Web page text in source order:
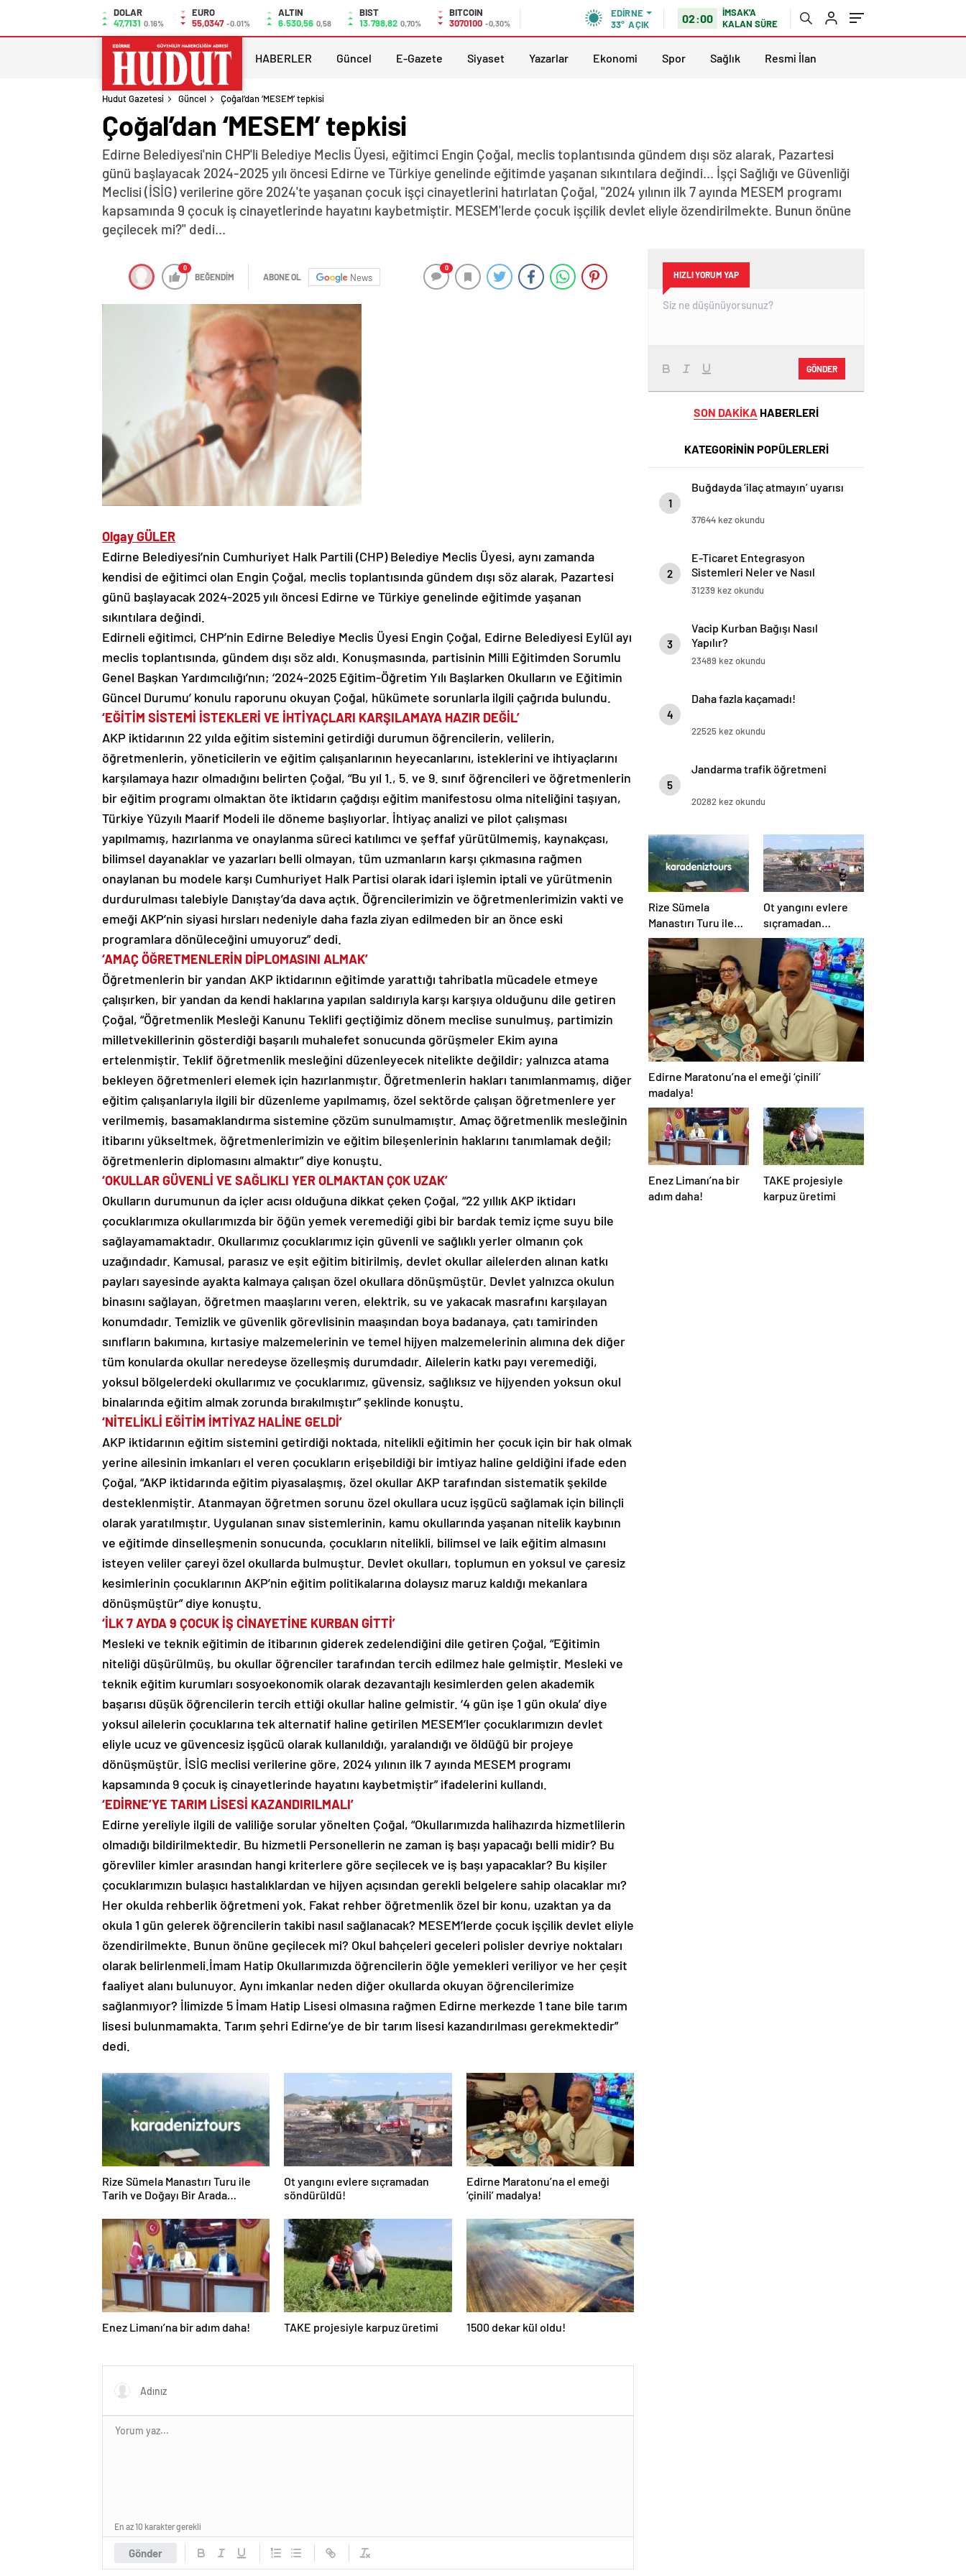
DOLAR
47,7131 0.16%
EURO
55,0347 -0.01%
ALTIN
6.530,56 0,58
BIST
13.798,82 0,70%
BITCOIN
3070100 -0,30%
EDIRNE
33° AÇIK 02:00
İMSAK'A
KALAN SÜRE
HABERLER Güncel E-Gazete Siyaset Yazarlar Ekonomi Spor Sağlık Resmi İlan
Hudut Gazetesi Güncel Çoğal’dan ‘MESEM’ tepkisi
Çoğal’dan ‘MESEM’ tepkisi
Edirne Belediyesi'nin CHP'li Belediye Meclis Üyesi, eğitimci Engin Çoğal, meclis toplantısında gündem dışı söz alarak, Pazartesi
günü başlayacak 2024-2025 yılı öncesi Edirne ve Türkiye genelinde eğitimde yaşanan sıkıntılara değindi... İşçi Sağlığı ve Güvenliği
Meclisi (İSİG) verilerine göre 2024'te yaşanan çocuk işçi cinayetlerini hatırlatan Çoğal, "2024 yılının ilk 7 ayında MESEM programı
kapsamında 9 çocuk iş cinayetlerinde hayatını kaybetmiştir. MESEM'lerde çocuk işçilik devlet eliyle özendirilmekte. Bunun önüne
geçilecek mi?" dedi...
0
BEĞENDİM ABONE OL News
0
Olgay GÜLER
Edirne Belediyesi’nin Cumhuriyet Halk Partili (CHP) Belediye Meclis Üyesi, aynı zamanda
kendisi de eğitimci olan Engin Çoğal, meclis toplantısında gündem dışı söz alarak, Pazartesi
günü başlayacak 2024-2025 yılı öncesi Edirne ve Türkiye genelinde eğitimde yaşanan
sıkıntılara değindi.
Edirneli eğitimci, CHP’nin Edirne Belediye Meclis Üyesi Engin Çoğal, Edirne Belediyesi Eylül ayı
meclis toplantısında, gündem dışı söz aldı. Konuşmasında, partisinin Milli Eğitimden Sorumlu
Genel Başkan Yardımcılığı’nın; ‘2024-2025 Eğitim-Öğretim Yılı Başlarken Okulların ve Eğitimin
Güncel Durumu’ konulu raporunu okuyan Çoğal, hükümete sorunlarla ilgili çağrıda bulundu.
‘EĞİTİM SİSTEMİ İSTEKLERİ VE İHTİYAÇLARI KARŞILAMAYA HAZIR DEĞİL’
AKP iktidarının 22 yılda eğitim sistemini getirdiği durumun öğrencilerin, velilerin,
öğretmenlerin, yöneticilerin ve eğitim çalışanlarının heyecanlarını, isteklerini ve ihtiyaçlarını
karşılamaya hazır olmadığını belirten Çoğal, “Bu yıl 1., 5. ve 9. sınıf öğrencileri ve öğretmenlerin
bir eğitim programı olmaktan öte iktidarın çağdışı eğitim manifestosu olma niteliğini taşıyan,
Türkiye Yüzyılı Maarif Modeli ile döneme başlıyorlar. İhtiyaç analizi ve pilot çalışması
yapılmamış, hazırlanma ve onaylanma süreci katılımcı ve şeffaf yürütülmemiş, kaynakçası,
bilimsel dayanaklar ve yazarları belli olmayan, tüm uzmanların karşı çıkmasına rağmen
onaylanan bu modele karşı Cumhuriyet Halk Partisi olarak idari işlemin iptali ve yürütmenin
durdurulması talebiyle Danıştay’da dava açtık. Öğrencilerimizin ve öğretmenlerimizin vakti ve
emeği AKP’nin siyasi hırsları nedeniyle daha fazla ziyan edilmeden bir an önce eski
programlara dönüleceğini umuyoruz” dedi.
‘AMAÇ ÖĞRETMENLERİN DİPLOMASINI ALMAK’
Öğretmenlerin bir yandan AKP iktidarının eğitimde yarattığı tahribatla mücadele etmeye
çalışırken, bir yandan da kendi haklarına yapılan saldırıyla karşı karşıya olduğunu dile getiren
Çoğal, “Öğretmenlik Mesleği Kanunu Teklifi geçtiğimiz dönem meclise sunulmuş, partimizin
milletvekillerinin gösterdiği başarılı muhalefet sonucunda görüşmeler Ekim ayına
ertelenmiştir. Teklif öğretmenlik mesleğini düzenleyecek nitelikte değildir; yalnızca atama
bekleyen öğretmenleri elemek için hazırlanmıştır. Öğretmenlerin hakları tanımlanmamış, diğer
eğitim çalışanlarıyla ilgili bir düzenleme yapılmamış, özel sektörde çalışan öğretmenlere yer
verilmemiş, basamaklandırma sistemine çözüm sunulmamıştır. Amaç öğretmenlik mesleğinin
itibarını yükseltmek, öğretmenlerimizin ve eğitim bileşenlerinin haklarını tanımlamak değil;
öğretmenlerin diplomasını almaktır” diye konuştu.
‘OKULLAR GÜVENLİ VE SAĞLIKLI YER OLMAKTAN ÇOK UZAK’
Okulların durumunun da içler acısı olduğuna dikkat çeken Çoğal, “22 yıllık AKP iktidarı
çocuklarımıza okullarımızda bir öğün yemek veremediği gibi bir bardak temiz içme suyu bile
sağlayamamaktadır. Okullarımız çocuklarımız için güvenli ve sağlıklı yerler olmanın çok
uzağındadır. Kamusal, parasız ve eşit eğitim bitirilmiş, devlet okullar ailelerden alınan katkı
payları sayesinde ayakta kalmaya çalışan özel okullara dönüşmüştür. Devlet yalnızca okulun
binasını sağlayan, öğretmen maaşlarını veren, elektrik, su ve yakacak masrafını karşılayan
konumdadır. Temizlik ve güvenlik görevlisinin maaşından boya badanaya, çatı tamirinden
sınıfların bakımına, kırtasiye malzemelerinin ve temel hijyen malzemelerinin alımına dek diğer
tüm konularda okullar neredeyse özelleşmiş durumdadır. Ailelerin katkı payı veremediği,
yoksul bölgelerdeki okullarımız ve çocuklarımız, güvensiz, sağlıksız ve hijyenden yoksun okul
binalarında eğitim almak zorunda bırakılmıştır” şeklinde konuştu.
‘NİTELİKLİ EĞİTİM İMTİYAZ HALİNE GELDİ’
AKP iktidarının eğitim sistemini getirdiği noktada, nitelikli eğitimin her çocuk için bir hak olmak
yerine ailesinin imkanları el veren çocukların erişebildiği bir imtiyaz haline geldiğini ifade eden
Çoğal, “AKP iktidarında eğitim piyasalaşmış, özel okullar AKP tarafından sistematik şekilde
desteklenmiştir. Atanmayan öğretmen sorunu özel okullara ucuz işgücü sağlamak için bilinçli
olarak yaratılmıştır. Uygulanan sınav sistemlerinin, kamu okullarında yaşanan nitelik kaybının
ve eğitimde dinselleşmenin sonucunda, çocukların nitelikli, bilimsel ve laik eğitim almasını
isteyen veliler çareyi özel okullarda bulmuştur. Devlet okulları, toplumun en yoksul ve çaresiz
kesimlerinin çocuklarının AKP’nin eğitim politikalarına dolaysız maruz kaldığı mekanlara
dönüşmüştür” diye konuştu.
‘İLK 7 AYDA 9 ÇOCUK İŞ CİNAYETİNE KURBAN GİTTİ’
Mesleki ve teknik eğitimin de itibarının giderek zedelendiğini dile getiren Çoğal, “Eğitimin
niteliği düşürülmüş, bu okullar öğrenciler tarafından tercih edilmez hale gelmiştir. Mesleki ve
teknik eğitim kurumları sosyoekonomik olarak dezavantajlı kesimlerden gelen akademik
başarısı düşük öğrencilerin tercih ettiği okullar haline gelmistir. ‘4 gün işe 1 gün okula’ diye
yoksul ailelerin çocuklarına tek alternatif haline getirilen MESEM’ler çocuklarımızın devlet
eliyle ucuz ve güvencesiz işgücü olarak kullanıldığı, yaralandığı ve öldüğü bir projeye
dönüşmüştür. İSİG meclisi verilerine göre, 2024 yılının ilk 7 ayında MESEM programı
kapsamında 9 çocuk iş cinayetlerinde hayatını kaybetmiştir” ifadelerini kullandı.
‘EDİRNE’YE TARIM LİSESİ KAZANDIRILMALI’
Edirne yereliyle ilgili de valiliğe sorular yönelten Çoğal, “Okullarımızda halihazırda hizmetlilerin
olmadığı bildirilmektedir. Bu hizmetli Personellerin ne zaman iş başı yapacağı belli midir? Bu
görevliler kimler arasından hangi kriterlere göre seçilecek ve iş başı yapacaklar? Bu kişiler
çocuklarımızın bulaşıcı hastalıklardan ve hijyen açısından gerekli belgelere sahip olacaklar mı?
Her okulda rehberlik öğretmeni yok. Fakat rehber öğretmenlik özel bir konu, uzaktan ya da
okula 1 gün gelerek öğrencilerin takibi nasıl sağlanacak? MESEM’lerde çocuk işçilik devlet eliyle
özendirilmekte. Bunun önüne geçilecek mi? Okul bahçeleri geceleri polisler devriye noktaları
olarak belirlenmeli.İmam Hatip Okullarımızda öğrencilerin öğle yemekleri veriliyor ve her çeşit
faaliyet alanı bulunuyor. Aynı imkanlar neden diğer okullarda okuyan öğrencilerimize
sağlanmıyor? İlimizde 5 İmam Hatip Lisesi olmasına rağmen Edirne merkezde 1 tane bile tarım
lisesi bulunmamakta. Tarım şehri Edirne’ye de bir tarım lisesi kazandırılması gerekmektedir”
dedi.
Rize Sümela Manastırı Turu ile
Tarih ve Doğayı Bir Arada
Ot yangını evlere sıçramadan
söndürüldü!
Edirne Maratonu’na el emeği
‘çinili’ madalya!
Enez Limanı’na bir adım daha! TAKE projesiyle karpuz üretimi 1500 dekar kül oldu!
Gönder
En az 10 karakter gerekli
HIZLI YORUM YAP
GÖNDER
SON DAKİKA HABERLERİ
KATEGORİNİN POPÜLERLERİ
1
Buğdayda ‘ilaç atmayın’ uyarısı
37644 kez okundu
2
E-Ticaret Entegrasyon
Sistemleri Neler ve Nasıl
Yapılır?
31239 kez okundu
3
Vacip Kurban Bağışı Nasıl
Yapılır?
23489 kez okundu
4
Daha fazla kaçamadı!
22525 kez okundu
5
Jandarma trafik öğretmeni
20282 kez okundu
Rize Sümela
Manastırı Turu ile
Tarih ve Doğayı Bir
Arada Keşfedin
Ot yangını evlere
sıçramadan
söndürüldü!
Edirne Maratonu’na el emeği ‘çinili’
madalya!
Enez Limanı’na bir
adım daha!
TAKE projesiyle
karpuz üretimi